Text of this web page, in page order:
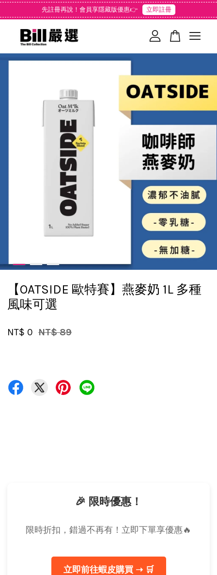
先註冊再說！會員享隱藏版優惠👉 立即註冊
【OATSIDE 歐特賽】燕麥奶 1L 多種
風味可選
NT$ 0 NT$ 89
🎉 限時優惠！
限時折扣，錯過不再有！立即下單享優惠🔥
立即前往蝦皮購買 ➝ 🛒
您的購物車目前還是空的。